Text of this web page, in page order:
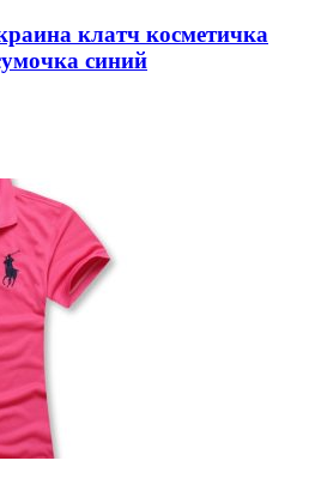
клатч косметичка
синий